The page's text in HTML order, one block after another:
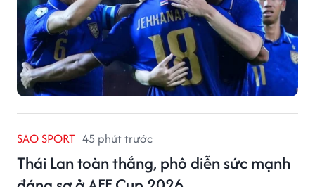
SAO SPORT 45 phút trước
Thái Lan toàn thắng, phô diễn sức mạnh